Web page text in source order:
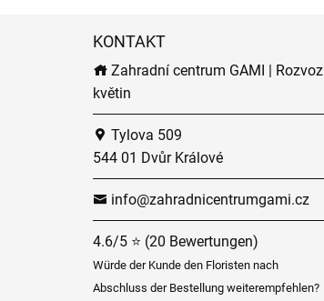
KONTAKT
Zahradní centrum GAMI | Rozvoz
květin
Tylova 509
544 01 Dvůr Králové
info@zahradnicentrumgami.cz
4.6/5 ⭐ (20 Bewertungen)
Würde der Kunde den Floristen nach
Abschluss der Bestellung weiterempfehlen?